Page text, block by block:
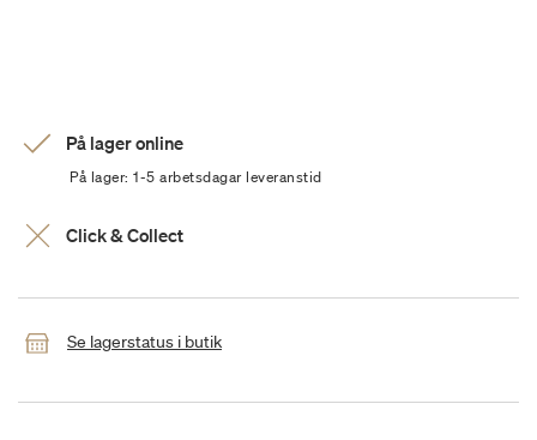
På lager online
På lager: 1-5 arbetsdagar leveranstid
Click & Collect
Se lagerstatus i butik